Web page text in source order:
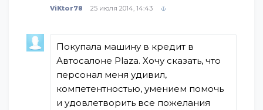
ViKtor78 25 июля 2014, 14:43
Покупала машину в кредит в
Автосалоне Plaza. Хочу сказать, что
персонал меня удивил,
компетентностью, умением помочь
и удовлетворить все пожелания